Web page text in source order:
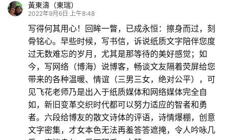
黃東濤（東瑞）
2022年9月6日 上午8:48
写得何其用心！回眸一瞥，已成永恒：擦身而过，刻
骨铭心。早些时候，写书信，诉说纸质文字陪伴您度
过无数难忘的岁月，尤其是那等待的美好感觉；如
今，写网络（博海）说博客，畅谈文友隔着荧屏给您
带来的各种温暖、情谊（三男三女，绝对公平），可
见飞花老师乃是出入于纸质媒体和网络媒体完全自
如，新旧变革交织时代都可以努力适应的智者和勇
者。六段给博友的散文诗体的评语，诗情爆棚，创意
文字密集，才女本色无法再羞答答遮掩，令人吟咏几